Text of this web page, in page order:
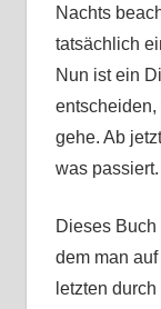
Nachts
tatsächlich
Nun ist ein
gehe. Ab
was passiert.
Dieses
dem man
letzten